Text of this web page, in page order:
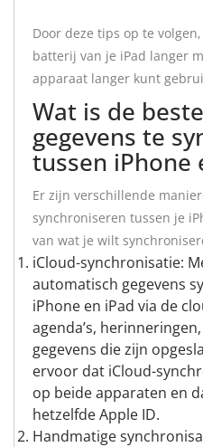
Door deze tips op te
batterij van je iPad langer
apparaat langer kunt
Wat is de
gegevens te
tussen iPhone
Er zijn verschillende
synchroniseren tussen je
van wat je wilt
iCloud-synchronisatie:
automatisch gegevens
iPhone en iPad via de
agenda’s,
gegevens die zijn
ervoor dat iCloud-
op beide apparaten en
hetzelfde Apple ID.
Handmatige